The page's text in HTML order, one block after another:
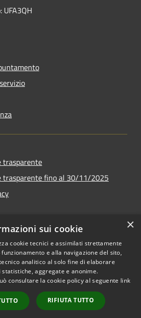
UFA3QH
trasparente
trasparente fino al 30/11/2025
Copyright © 2026 • Comune di
Ponteranica • Powered by
Municipium•
Accesso
redazione
×
sui cookie
cookie tecnici e assimilati strettamente
e alla navigazione del sito,
analitico al solo fine di elaborare
statistiche, aggregate e anonime.
consultare la cookie policy al seguente link
RIFIUTA TUTTO